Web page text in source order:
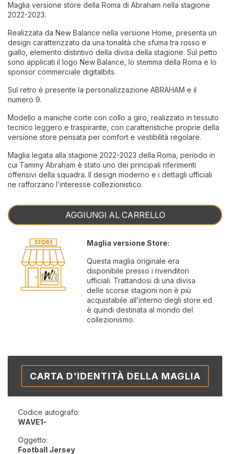
Maglia versione store della Roma di Abraham nella stagione
2022-2023.
Realizzata da New Balance nella versione Home, presenta un
design caratterizzato da una tonalità che sfuma tra rosso e
giallo, elemento distintivo della divisa della stagione. Sul petto
sono applicati il logo New Balance, lo stemma della Roma e lo
sponsor commerciale digitalbits.
Sul retro è presente la personalizzazione ABRAHAM e il
numero 9.
Modello a maniche corte con collo a giro, realizzato in tessuto
tecnico leggero e traspirante, con caratteristiche proprie della
versione store pensata per comfort e vestibilità regolare.
Maglia legata alla stagione 2022-2023 della Roma, periodo in
cui Tammy Abraham è stato uno dei principali riferimenti
offensivi della squadra. Il design moderno e i dettagli ufficiali
ne rafforzano l’interesse collezionistico.
AGGIUNGI AL CARRELLO
Maglia versione Store:
Questa maglia originale era
disponibile presso i rivenditori
ufficiali. Trattandosi di una divisa
delle scorse stagioni non è più
acquistabile all’interno degli store ed
è quindi destinata al mondo del
collezionismo.
CARTA D'IDENTITÀ DELLA MAGLIA
Codice autografo:
WAVE1-
Oggetto:
Football Jersey